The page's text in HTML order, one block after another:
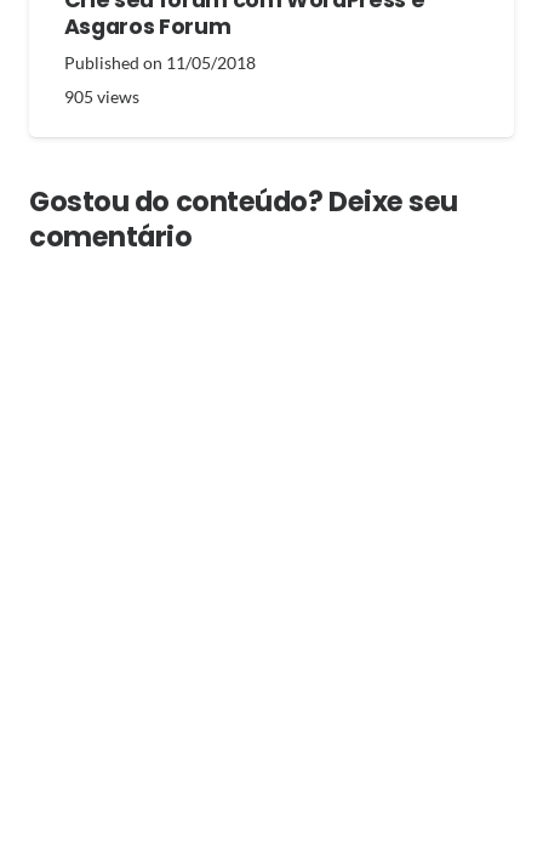
Asgaros Forum
Published on 11/05/2018
905 views
Gostou do conteúdo? Deixe seu
comentário